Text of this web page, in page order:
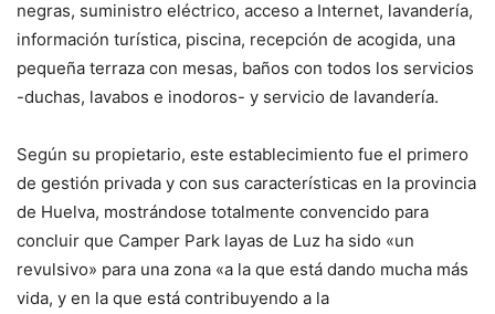
negras, suministro eléctrico, acceso a Internet, lavandería,
información turística, piscina, recepción de acogida, una
pequeña terraza con mesas, baños con todos los servicios
-duchas, lavabos e inodoros- y servicio de lavandería.
Según su propietario, este establecimiento fue el primero
de gestión privada y con sus características en la provincia
de Huelva, mostrándose totalmente convencido para
concluir que Camper Park layas de Luz ha sido «un
revulsivo» para una zona «a la que está dando mucha más
vida, y en la que está contribuyendo a la